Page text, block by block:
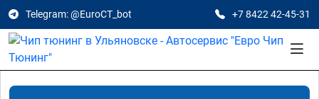
Telegram: @EuroCT_bot +7 8422 42-45-31